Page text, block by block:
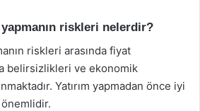
yapmanın riskleri nelerdir?
riskleri arasında fiyat
belirsizlikleri ve ekonomik
Yatırım yapmadan önce iyi
önemlidir.